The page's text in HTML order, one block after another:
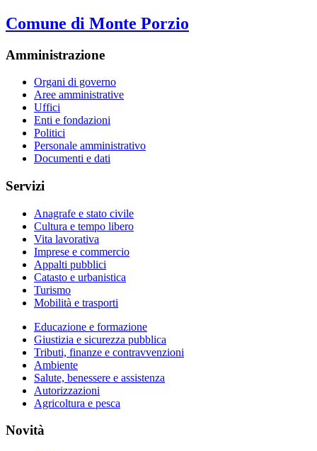
Comune di Monte Porzio
Amministrazione
Organi di governo
Aree amministrative
Uffici
Enti e fondazioni
Politici
Personale amministrativo
Documenti e dati
Servizi
Anagrafe e stato civile
Cultura e tempo libero
Vita lavorativa
Imprese e commercio
Appalti pubblici
Catasto e urbanistica
Turismo
Mobilità e trasporti
Educazione e formazione
Giustizia e sicurezza pubblica
Tributi, finanze e contravvenzioni
Ambiente
Salute, benessere e assistenza
Autorizzazioni
Agricoltura e pesca
Novità